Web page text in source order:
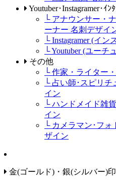
Youtuber･Instagramer･ｲﾝ
└ アナウンサー・
ーナー 名刺デザイ
└ Instagramer (イ
└ Youtuber (ユーチ
その他
└ 作家・ライター
└ 占い師･スピリ
イン
└ ハンドメイド雑
イン
└ カメラマン･フ
ザイン
金(ゴールド)・銀(シルバー)